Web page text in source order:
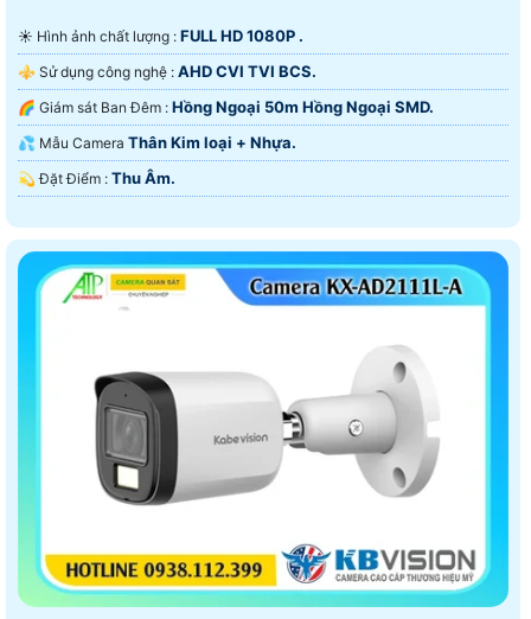
☀️ Hình ảnh chất lượng : FULL HD 1080P .
⚜️ Sử dụng công nghệ : AHD CVI TVI BCS.
🌈 Giám sát Ban Đêm : Hồng Ngoại 50m Hồng Ngoại SMD.
💦 Mẫu Camera Thân Kim loại + Nhựa.
️💫 Đặt Điểm : Thu Âm.